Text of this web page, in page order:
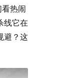
热闹
线它在
避？这